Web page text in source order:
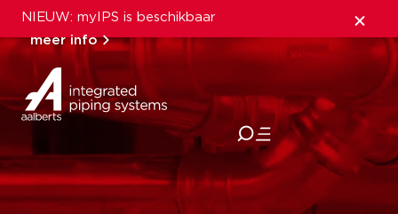
NIEUW: myIPS is beschikbaar
meer info
sluiten